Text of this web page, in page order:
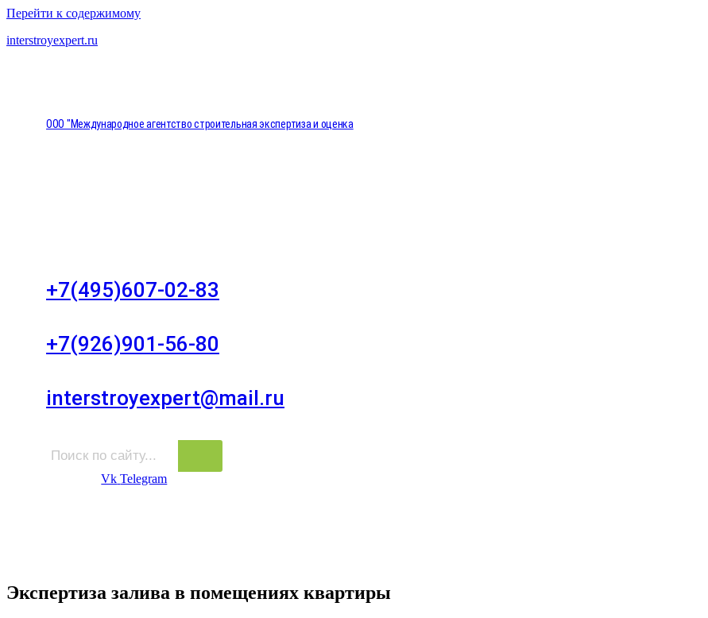
Перейти к содержимому
interstroyexpert.ru
ООО "Международное агентство строительная экспертиза и оценка
+7(495)607-02-83
+7(926)901-56-80
interstroyexpert@mail.ru
Vk Telegram
Экспертиза залива в помещениях квартиры